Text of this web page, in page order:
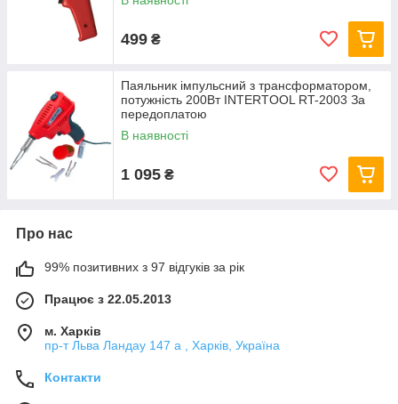
499 ₴
Паяльник імпульсний з трансформатором,
потужність 200Вт INTERTOOL RT-2003 За
передоплатою
В наявності
1 095 ₴
Про нас
99% позитивних з 97 відгуків за рік
Працює з 22.05.2013
м. Харків
пр-т Льва Ландау 147 а , Харків, Україна
Контакти